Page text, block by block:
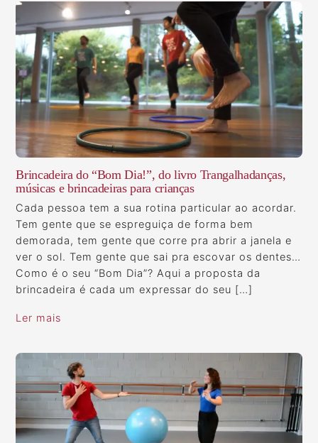
Brincadeira do “Bom Dia!”, do livro Trangalhadanças,
músicas e brincadeiras para crianças
Cada pessoa tem a sua rotina particular ao acordar.
Tem gente que se espreguiça de forma bem
demorada, tem gente que corre pra abrir a janela e
ver o sol. Tem gente que sai pra escovar os dentes…
Como é o seu “Bom Dia”? Aqui a proposta da
brincadeira é cada um expressar do seu […]
Ler mais